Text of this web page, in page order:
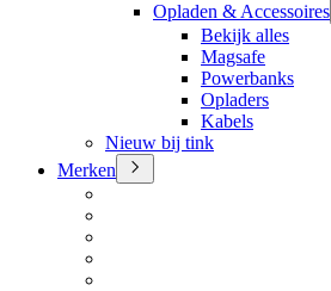
Opladen & Accessoires
Bekijk alles
Magsafe
Powerbanks
Opladers
Kabels
Nieuw bij tink
Merken